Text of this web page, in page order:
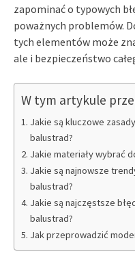
zapominać o typowych
poważnych problemów.
tych elementów może
ale i bezpieczeństwo
W tym artykule
Jakie są kluczowe
balustrad?
Jakie materiały wybrać
Jakie są najnowsze
balustrad?
Jakie są najczęstsze
balustrad?
Jak przeprowadzić